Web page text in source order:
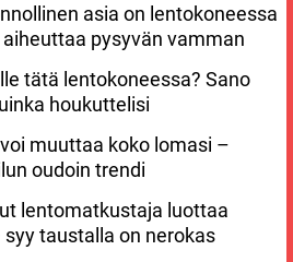
asia on lentokoneessa
pysyvän vamman
tätä lentokoneessa? Sano
houkuttelisi
muuttaa koko lomasi –
oudoin trendi
lentomatkustaja luottaa
taustalla on nerokas